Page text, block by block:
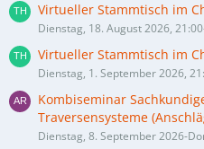
Virtueller Stammtisch im
Dienstag, 18. August 2026,
Virtueller Stammtisch im
Dienstag, 1. September 2026,
Kombiseminar
Traversensysteme
Dienstag, 8. September 2026-